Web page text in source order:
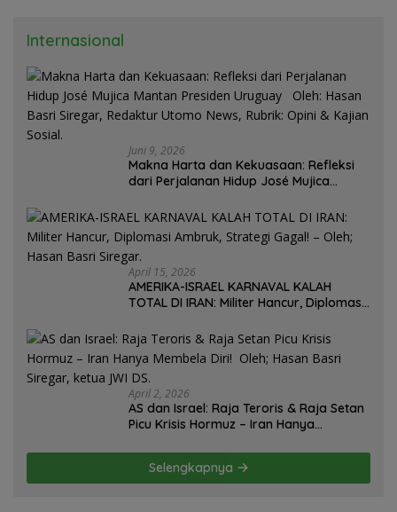
Internasional
Juni 9, 2026
Makna Harta dan Kekuasaan: Refleksi
dari Perjalanan Hidup José Mujica
Basri Siregar, Redaktur Utomo News,
Rubrik: Opini & Kajian Sosial.
April 15, 2026
AMERIKA-ISRAEL KARNAVAL KALAH
TOTAL DI IRAN: Militer Hancur, Diplomasi
Basri Siregar.
April 2, 2026
AS dan Israel: Raja Teroris & Raja Setan
Picu Krisis Hormuz – Iran Hanya
ketua JWI DS.
Selengkapnya